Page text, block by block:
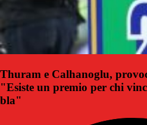
Thuram e Calhanoglu,
"Esiste un premio per chi
bla"